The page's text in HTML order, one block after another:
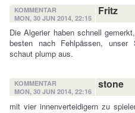
KOMMENTAR
MON, 30 JUN 2014, 22:15
Fritz
Die Algerier haben schnell
besten nach Fehlpässen, unser
schaut plump aus.
KOMMENTAR
MON, 30 JUN 2014, 22:16
stone
mit vier innenverteidigern zu